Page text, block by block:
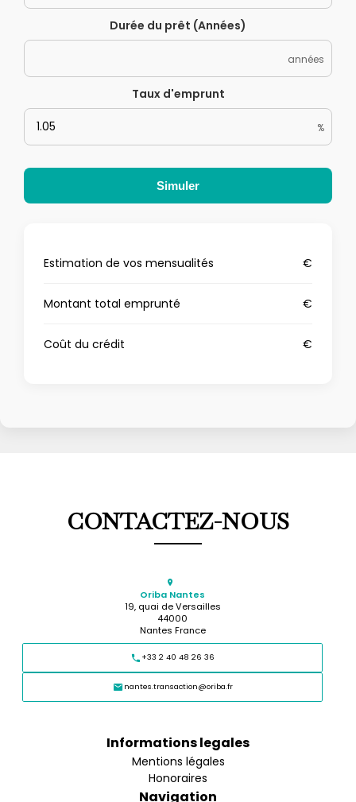
Durée du prêt (Années)
années
Taux d'emprunt
%
Simuler
Estimation de vos mensualités €
Montant total emprunté €
Coût du crédit €
CONTACTEZ-NOUS
Oriba Nantes
19, quai de Versailles
44000
Nantes France
+33 2 40 48 26 36
nantes.transaction@oriba.fr
Informations legales
Mentions légales
Honoraires
Navigation